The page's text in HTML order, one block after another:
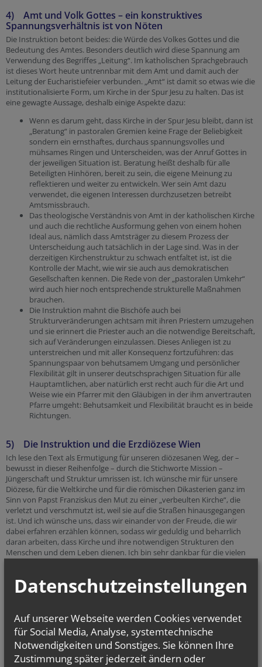
4) Amt und Volk Gottes – ein konstruktives
Spannungsverhältnis ist von Nöten
Die Instruktion betont beides: die Würde des Volkes Gottes und die
Bedeutung des Amtes. Besonders deutlich wird diese Spannung am
Verwendung des Begriffes „Leitung“. Im katholischen Sprachgebrauch
ist dieses Wort heute untrennbar mit dem Amt und damit auch der
Leitung der Eucharistiefeier verbunden. „Amt“ ist damit so etwas wie die
institutionalisierte Form, um Kirche in der Spur Jesu zu halten. Das ist
eine gewagte Aussage, deshalb einige Aspekte dazu:
Wenn es darum geht, dass Kirche in der Spur Jesu bleibt, dann ist
„Beratung“ in pastoralen Gremien keine Frage der Beliebigkeit
sondern ein ernsthaftes, durchaus spannungsvolles und
mühsames Ringen und Unterscheiden, was der Anruf Gottes in
der jeweiligen Situation ist. Beratung heißt deshalb für alle
Beteiligten Hinhören, bereit zu sein, die eigene Meinung zu
reflektieren und weiter zu entwickeln. Wer sein Amt dazu
verwendet, die eigenen Interessen durchzusetzen betreibt
Amtsmissbrauch.
Das theologische Verständnis von Amt in der katholischen Kirche
und auch die rechtliche Ausformung gehen von einem hohen
Ideal aus, nämlich dass Amtsträger zu diesem Prozess der
Unterscheidung auch tatsächlich in der Lage sind. Was in der
derzeitigen Kirchenstruktur zu schwach entfaltet ist, ist die
Kontrolle der Macht, wie wir sie auch aus demokratischen
Gesellschaften kennen. Die Rede von der „pastoralen Umkehr“
wird auch hier noch entsprechende strukturelle Maßnahmen
brauchen.
Die Instruktion mahnt die Bischöfe auch bei
Strukturveränderungen achtsam mit ihren Priestern umzugehen
und sie erinnert die Priester auch an die notwendige Bereitschaft,
sich auf Veränderungen einzulassen. Dieses Anliegen ist zu
unterstreichen und mit aller Konsequenz fortzuführen: das
Spannungspaar von behutsamem Umgang und persönlicher
Flexibilität gilt in unserer deutschsprachigen Situation für alle
Hauptamtlichen, aber natürlich erst recht auch für die Art und
Weise wie ein Pfarrer mit den Gläubigen in der ihm anvertrauten
Pfarre umgeht: Behutsamkeit und Flexibilität braucht es in beide
Richtungen.
5) Die Instruktion und die Erzdiözese Wien
Ich lese den Text als Ermutigung für unseren diözesanen Weg, der –
bewusst in dieser Reihenfolge – durch die Stichworte Mission –
Jüngerschaft und Struktur umrissen ist. Ich wünsche mir für unsere
Diözese, für die Weltkirche und für die römischen Dikasterien ganz im
Sinn von Papst Franziskus den Mut zu einer „verbeulten Kirche“, die
verletzt und verschmutzt ist, weil sie auf die Straßen hinausgegangen
ist. Und ich wünsche uns, dass wir einander von der Freude, die wir
dabei erfahren erzählen können, sodass wir geduldig und beharrlich
daran arbeiten, dass Kirche und ihre notwendigen Strukturen den
Menschen und dem Leben dienen. Ich bin sehr dankbar für die vielen
Dokumentes wie dieses irritiert sind: als Dokument der
Kleruskongregation hat es stark die Amtsträger im Blick und macht
Strukturen braucht, wie alle aufgrund ihrer Taufe an Entscheidungen
beteiligt werden können.
Datenschutzeinstellungen
Auf unserer Webseite werden Cookies verwendet
für Social Media, Analyse, systemtechnische
Notwendigkeiten und Sonstiges. Sie können Ihre
Zustimmung später jederzeit ändern oder